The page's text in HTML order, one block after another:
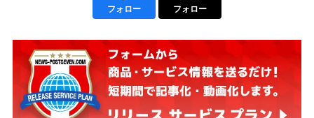
フォロー フォロー